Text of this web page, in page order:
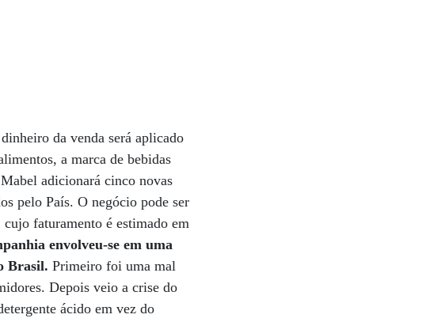
da venda será aplicado
a marca de bebidas
adicionará cinco novas
pelo País. O negócio pode ser
faturamento é estimado em
envolveu-se em uma
Brasil. Primeiro foi uma mal
Depois veio a crise do
ácido em vez do